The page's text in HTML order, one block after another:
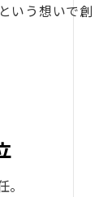
いう想いで創